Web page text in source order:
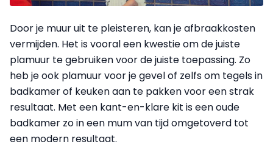
Door je muur uit te pleisteren, kan je afbraakkosten
vermijden. Het is vooral een kwestie om de juiste
plamuur te gebruiken voor de juiste toepassing. Zo
heb je ook plamuur voor je gevel of zelfs om tegels in
badkamer of keuken aan te pakken voor een strak
resultaat. Met een kant-en-klare kit is een oude
badkamer zo in een mum van tijd omgetoverd tot
een modern resultaat.